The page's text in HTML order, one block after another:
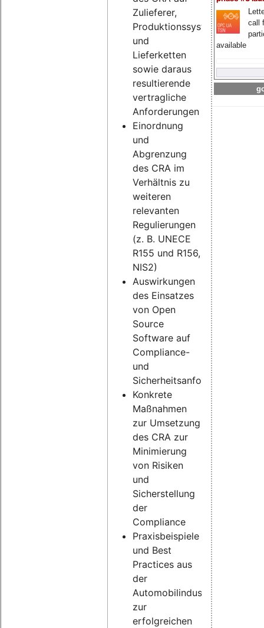
call
available
Zulieferer,
Produktionssysteme
und
Lieferketten
sowie daraus
resultierende
vertragliche
Anforderungen
Einordnung
und
Abgrenzung
des CRA im
Verhältnis zu
weiteren
relevanten
Regulierungen
(z. B. UNECE
R155 und R156,
NIS2)
Auswirkungen
des Einsatzes
von Open
Source
Software auf
Compliance-
und
Sicherheitsanforderungen
Konkrete
Maßnahmen
zur Umsetzung
des CRA zur
Minimierung
von Risiken
und
Sicherstellung
der
Compliance
Praxisbeispiele
und Best
Practices aus
der
Automobilindustrie
zur
erfolgreichen